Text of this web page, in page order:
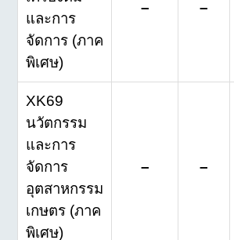
และการ
จัดการ (ภาค
พิเศษ)
– –
XK69
นวัตกรรม
และการ
จัดการ
อุตสาหกรรม
เกษตร (ภาค
พิเศษ)
– –